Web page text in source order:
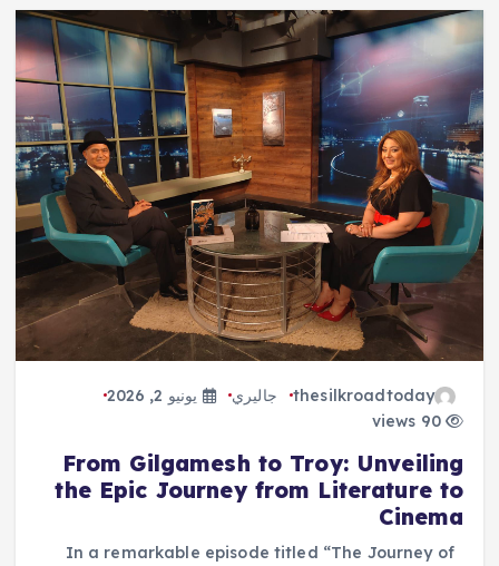
thesilkroadtoday جاليري
يونيو 2, 2026
90 views
From Gilgamesh to Troy: Unveiling
the Epic Journey from Literature to
Cinema
In a remarkable episode titled “The Journey of